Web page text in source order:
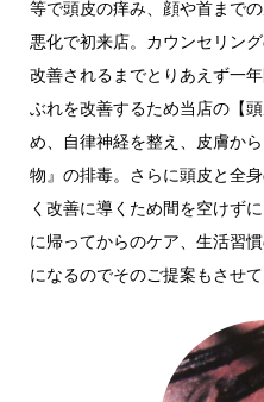
等で頭皮の痒み、顔や首まで
悪化で初来店。カウンセリン
改善されるまでとりあえず一
ぶれを改善するため当店の【
め、自律神経を整え、皮膚か
物』の排毒。さらに頭皮と全
く改善に導くため間を空けず
に帰ってからのケア、生活習
になるのでそのご提案もさせて